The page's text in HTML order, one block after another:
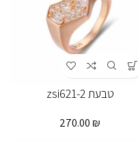
טבעת zsi621-2
270.00 ₪